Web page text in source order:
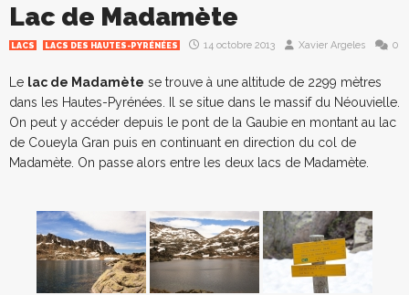
Lac de Madamète
LACS LACS DES HAUTES-PYRÉNÉES 14 octobre 2013 Xavier Argeles 0
Le lac de Madamète se trouve à une altitude de 2299 mètres
dans les Hautes-Pyrénées. Il se situe dans le massif du Néouvielle.
On peut y accéder depuis le pont de la Gaubie en montant au lac
de Coueyla Gran puis en continuant en direction du col de
Madamète. On passe alors entre les deux lacs de Madamète.